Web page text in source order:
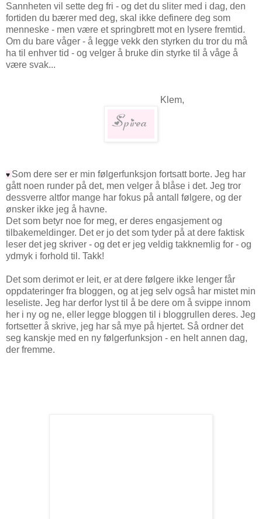
Sannheten vil sette deg fri - og det du sliter med i dag, den
fortiden du bærer med deg, skal ikke definere deg som
menneske - men være et springbrett mot en lysere fremtid.
Om du bare våger - å legge vekk den styrken du tror du må
ha til enhver tid - og velger å bruke din styrke til å våge å
være svak...
Klem,
♥ Som dere ser er min følgerfunksjon fortsatt borte. Jeg har
gått noen runder på det, men velger å blåse i det. Jeg tror
dessverre altfor mange har fokus på antall følgere, og der
ønsker ikke jeg å havne.
Det som betyr noe for meg, er deres engasjement og
tilbakemeldinger. Det er jo det som tyder på at dere faktisk
leser det jeg skriver - og det er jeg veldig takknemlig for - og
ydmyk i forhold til. Takk!
Det som derimot er leit, er at dere følgere ikke lenger får
oppdateringer fra bloggen, og at jeg selv også har mistet min
leseliste. Jeg har derfor lyst til å be dere om å svippe innom
her i ny og ne, eller legge bloggen til i bloggrullen deres. Jeg
fortsetter å skrive, jeg har så mye på hjertet. Så ordner det
seg kanskje med en ny følgerfunksjon - en helt annen dag,
der fremme.